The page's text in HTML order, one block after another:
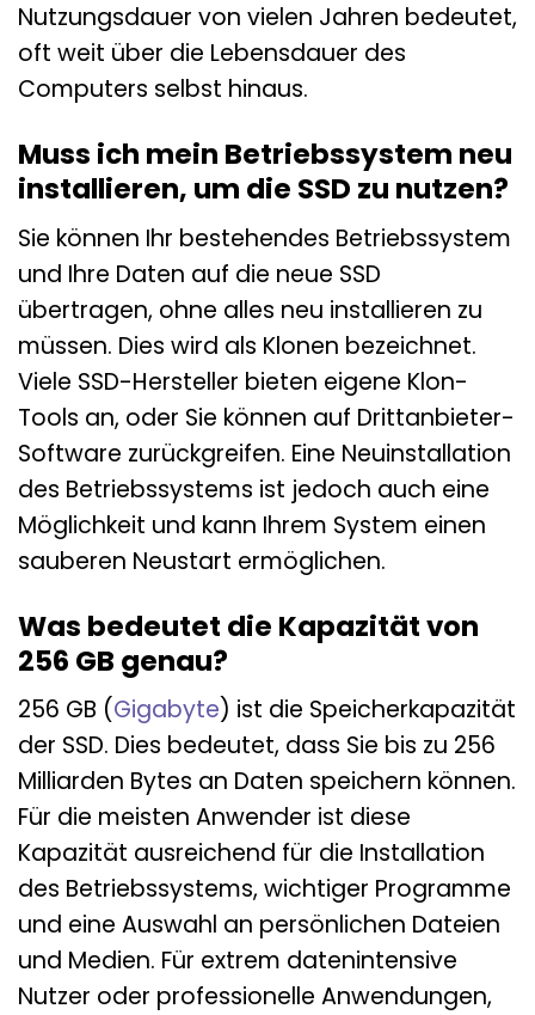
Nutzungsdauer von vielen Jahren bedeutet,
oft weit über die Lebensdauer des
Computers selbst hinaus.
Muss ich mein Betriebssystem neu
installieren, um die SSD zu nutzen?
Sie können Ihr bestehendes Betriebssystem
und Ihre Daten auf die neue SSD
übertragen, ohne alles neu installieren zu
müssen. Dies wird als Klonen bezeichnet.
Viele SSD-Hersteller bieten eigene Klon-
Tools an, oder Sie können auf Drittanbieter-
Software zurückgreifen. Eine Neuinstallation
des Betriebssystems ist jedoch auch eine
Möglichkeit und kann Ihrem System einen
sauberen Neustart ermöglichen.
Was bedeutet die Kapazität von
256 GB genau?
256 GB (Gigabyte) ist die Speicherkapazität
der SSD. Dies bedeutet, dass Sie bis zu 256
Milliarden Bytes an Daten speichern können.
Für die meisten Anwender ist diese
Kapazität ausreichend für die Installation
des Betriebssystems, wichtiger Programme
und eine Auswahl an persönlichen Dateien
und Medien. Für extrem datenintensive
Nutzer oder professionelle Anwendungen,